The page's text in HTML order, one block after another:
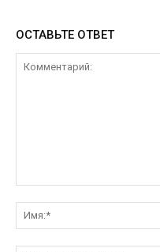
ОСТАВЬТЕ ОТВЕТ